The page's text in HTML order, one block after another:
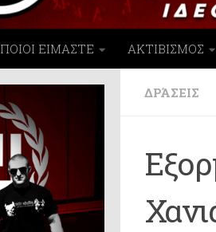
ΠΟΙΟΙ ΕΙΜΑΣΤΕ ΑΚΤΙΒΙΣΜΟΣ
ΔΡΆΣΕΙΣ